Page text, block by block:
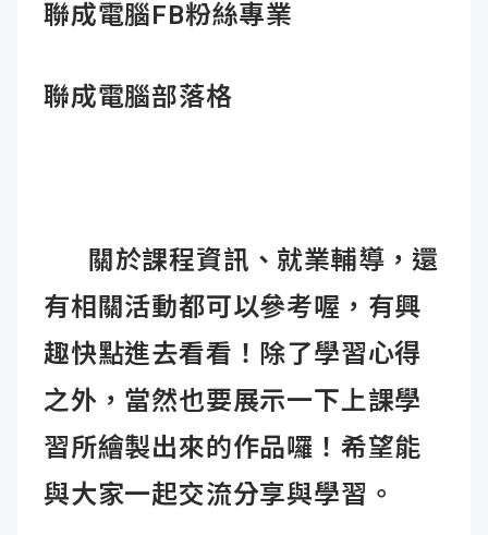
聯成電腦FB粉絲專業
聯成電腦部落格
關於課程資訊、就業輔導，還
有相關活動都可以參考喔，有興
趣快點進去看看！ 除了學習心得
之外，當然也要展示一下上課學
習所繪製出來的作品囉！ 希望能
與大家一起交流分享與學習。